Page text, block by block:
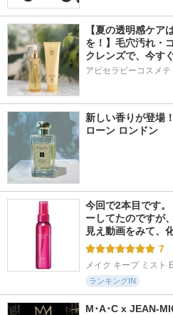
【夏の透明感ケア
を！】毛穴汚れ・
クレンズで、今す
アピセラピーコスメテ
新しい香りが登場
ローン ロンドン
今回で2本目です
ーしてたのですが
見え動画をみて、
7
メイク キープ ミスト
ランキングIN
M･A･C x JEAN-